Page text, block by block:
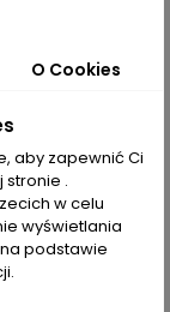
i pastelom
–
O Cookies
aby zapewnić Ci
.
w celu
wyświetlania
podstawie